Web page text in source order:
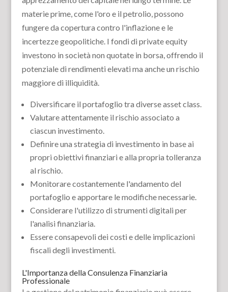
materie prime, come l'oro e il petrolio, possono
fungere da copertura contro l'inflazione e le
incertezze geopolitiche. I fondi di private equity
investono in società non quotate in borsa, offrendo il
potenziale di rendimenti elevati ma anche un rischio
maggiore di illiquidità.
Diversificare il portafoglio tra diverse asset class.
Valutare attentamente il rischio associato a
ciascun investimento.
Definire una strategia di investimento in base ai
propri obiettivi finanziari e alla propria tolleranza
al rischio.
Monitorare costantemente l'andamento del
portafoglio e apportare le modifiche necessarie.
Considerare l'utilizzo di strumenti digitali per
l'analisi finanziaria.
Essere consapevoli dei costi e delle implicazioni
fiscali degli investimenti.
L'Importanza della Consulenza Finanziaria
Professionale